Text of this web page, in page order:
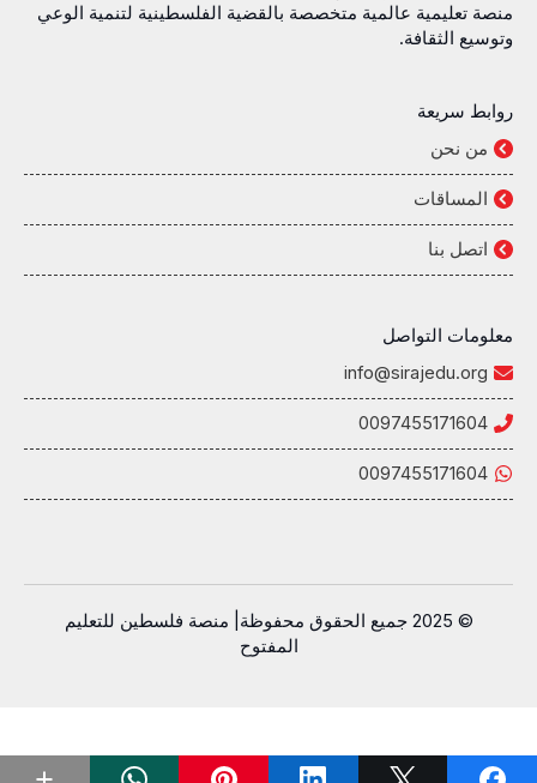
منصة تعليمية عالمية متخصصة بالقضية الفلسطينية لتنمية الوعي
وتوسيع الثقافة.
روابط سريعة
من نحن
المساقات
اتصل بنا
معلومات التواصل
info@sirajedu.org
0097455171604
0097455171604
© 2025 جميع الحقوق محفوظة| منصة فلسطين للتعليم
المفتوح